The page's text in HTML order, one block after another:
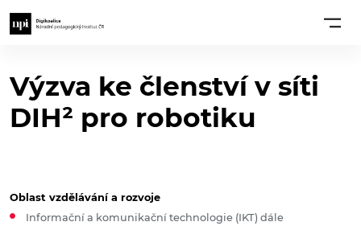
Výzva ke členství v síti
DIH² pro robotiku
Oblast vzdělávání a rozvoje
Informační a komunikační technologie (IKT) dále